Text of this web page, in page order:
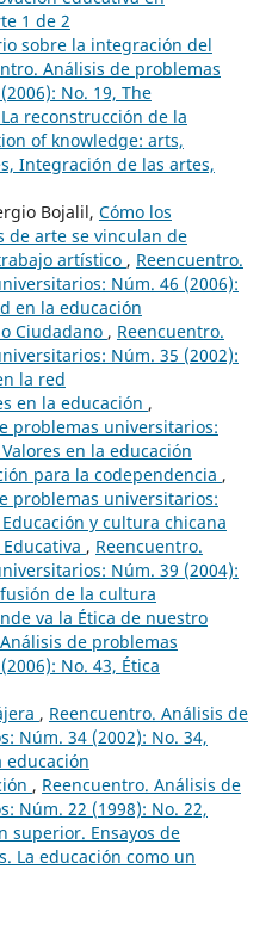
1 de 2
sobre la integración del
Análisis de problemas
No. 19, The
reconstrucción de la
of knowledge: arts,
Integración de las artes,
Bojalil, Cómo los
de arte se vinculan de
artístico , Reencuentro.
Núm. 46 (2006):
en la educación
Ciudadano , Reencuentro.
Núm. 35 (2002):
la red
en la educación ,
problemas universitarios:
en la educación
para la codependencia ,
problemas universitarios:
y cultura chicana
, Reencuentro.
Núm. 39 (2004):
de la cultura
va la Ética de nuestro
de problemas
No. 43, Ética
, Reencuentro. Análisis de
Núm. 34 (2002): No. 34,
educación
, Reencuentro. Análisis de
Núm. 22 (1998): No. 22,
superior. Ensayos de
La educación como un